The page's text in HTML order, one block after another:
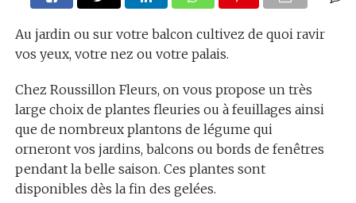
Au jardin ou sur votre balcon cultivez de quoi ravir
vos yeux, votre nez ou votre palais.
Chez Roussillon Fleurs, on vous propose un très
large choix de plantes fleuries ou à feuillages ainsi
que de nombreux plantons de légume qui
orneront vos jardins, balcons ou bords de fenêtres
pendant la belle saison. Ces plantes sont
disponibles dès la fin des gelées.